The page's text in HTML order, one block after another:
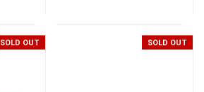
SOLD OUT SOLD OUT